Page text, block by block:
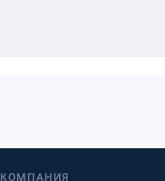
КОМПАНИЯ